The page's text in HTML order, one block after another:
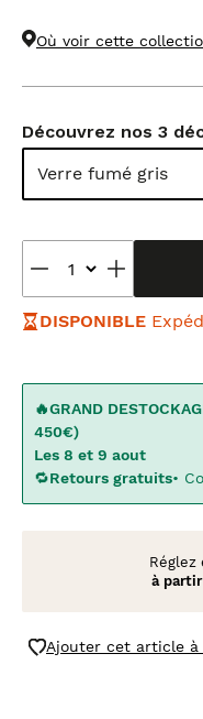
Où voir cette
Découvrez nos 3
Verre fumé gris
DISPONIBLE
🔥GRAND
450€)
Les 8 et 9 aout
🔁Retours gratuits•
Réglez
à
Ajouter cet article à